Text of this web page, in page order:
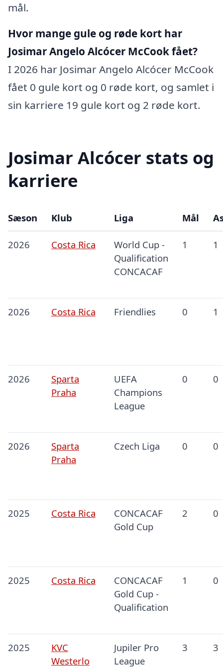
mål.
Hvor mange gule og røde kort har
Josimar Angelo Alcócer McCook fået?
I 2026 har Josimar Angelo Alcócer McCook
fået 0 gule kort og 0 røde kort, og samlet i
sin karriere 19 gule kort og 2 røde kort.
Josimar Alcócer stats og
karriere
Sæson Klub Liga Mål
2026 Costa Rica
World Cup -
Qualification
CONCACAF
1 1
2026 Costa Rica Friendlies 0 1
2026
Sparta
Praha
UEFA
Champions
League
0 0
2026
Sparta
Praha
Czech Liga 0 0
2025 Costa Rica
CONCACAF
Gold Cup
2 0
2025 Costa Rica
CONCACAF
Gold Cup -
Qualification
1 0
2025
KVC
Westerlo
Jupiler Pro
League
3 3